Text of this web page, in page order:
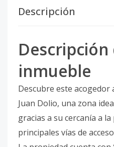
Descripción
Descripción
inmueble
Descubre este
Juan Dolio, una zona
gracias a su cercanía a
principales vías de